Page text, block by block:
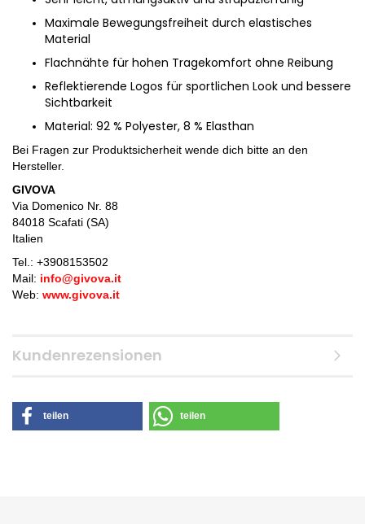
Maximale Bewegungsfreiheit durch elastisches
Material
Flachnähte für hohen Tragekomfort ohne Reibung
Reflektierende Logos für sportlichen Look und bessere
Sichtbarkeit
Material: 92 % Polyester, 8 % Elasthan
Bei Fragen zur Produktsicherheit wende dich bitte an den
Hersteller.
GIVOVA
Via Domenico Nr. 88
84018 Scafati (SA)
Italien
Tel.: +3908153502
Mail: info@givova.it
Web: www.givova.it
Kundenrezensionen
teilen teilen